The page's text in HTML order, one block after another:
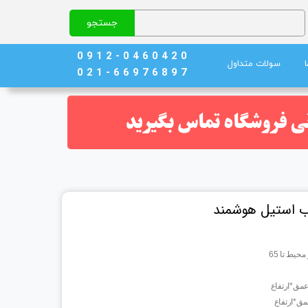
جستجو
سولات متداول
0 9 1 2 - 0 4 6 0 4 2 0
0 2 1 - 6 6 9 7 6 8 9 7
تا 65